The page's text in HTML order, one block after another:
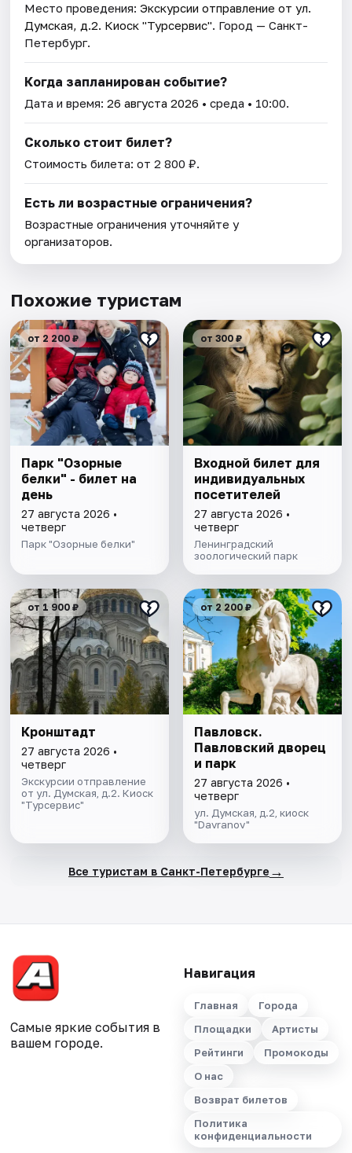
Место проведения:Экскурсии отправление от ул.
Думская, д.2. Киоск "Турсервис". Город — Санкт-
Петербург.
Когда запланирован событие?
Дата и время:26 августа 2026 • среда • 10:00.
Сколько стоит билет?
Стоимость билета: от 2 800 ₽.
Есть ли возрастные ограничения?
Возрастные ограничения уточняйте у
организаторов.
Похожие туристам
от 2 200 ₽
Парк "Озорные
белки" - билет на
день
27 августа 2026 •
четверг
Парк "Озорные белки"
от 300 ₽
Входной билет для
индивидуальных
посетителей
27 августа 2026 •
четверг
Ленинградский
зоологический парк
от 1 900 ₽
Кронштадт
27 августа 2026 •
четверг
Экскурсии отправление
от ул. Думская, д.2. Киоск
"Турсервис"
от 2 200 ₽
Павловск.
Павловский дворец
и парк
27 августа 2026 •
четверг
ул. Думская, д.2, киоск
"Davranov"
Все туристам в Санкт-Петербурге →
Самые яркие события в
вашем городе.
Навигация
Главная
Города
Площадки
Артисты
Рейтинги
Промокоды
О нас
Возврат билетов
Политика
конфиденциальности